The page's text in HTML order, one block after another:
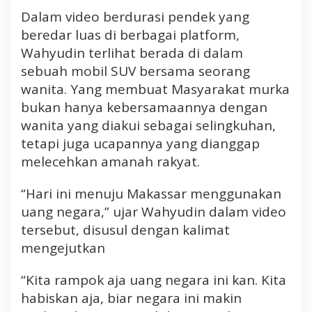
a
k
u
:
a
m
p
o
k
a
g
N
a
Dalam video berdurasi pendek yang
beredar luas di berbagai platform,
Wahyudin terlihat berada di dalam
sebuah mobil SUV bersama seorang
wanita. Yang membuat Masyarakat murka
bukan hanya kebersamaannya dengan
wanita yang diakui sebagai selingkuhan,
tetapi juga ucapannya yang dianggap
melecehkan amanah rakyat.
“Hari ini menuju Makassar menggunakan
uang negara,” ujar Wahyudin dalam video
tersebut, disusul dengan kalimat
mengejutkan
“Kita rampok aja uang negara ini kan. Kita
habiskan aja, biar negara ini makin